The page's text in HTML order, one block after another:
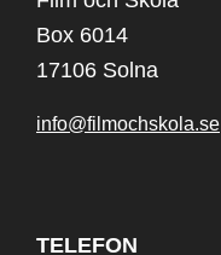
Box 6014
17106 Solna
info@filmochskola.se
TELEFON